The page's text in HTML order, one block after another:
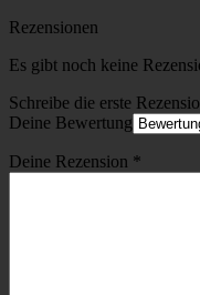
Rezensionen
Es gibt noch keine
Schreibe die erste
Deine Bewertung
Deine Rezension *